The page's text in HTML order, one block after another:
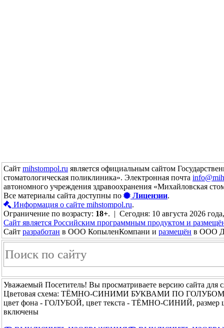
Сайт mihstompol.ru является официальным сайтом
стоматологическая поликлиника». Электронная почта
автономного учреждения здравоохранения «Михайловская
Все материалы сайта доступны по
Лицензии.
Информация о сайте mihstompol.ru.
Ограничение по возрасту: 18+. | Сегодня: 10 августа 2026
Сайт является Российским программным продуктом и
Сайт разработан в ООО КопыленКомпани и размещён в ООО
Уважаемый Посетитель! Вы просматриваете версию сайта для
Цветовая схема: ТЁМНО-СИНИМИ БУКВАМИ ПО
цвет фона - ГОЛУБОЙ, цвет текста - ТЁМНО-СИНИЙ,
включены